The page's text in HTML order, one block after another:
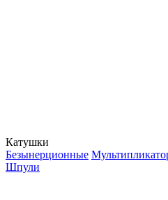
Катушки
Безынерционные
Шпули